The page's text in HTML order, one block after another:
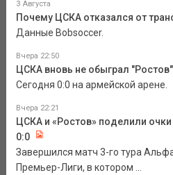
3 Августа
Почему ЦСКА отказался от
Данные Bobsoccer.
Вчера 22:50
ЦСКА вновь не обыграл "Ростов"
Сегодня 0:0 на армейской арене.
Вчера 22:21
ЦСКА и «Ростов» поделили
0:0
Завершился матч 3-го тура
Премьер-Лиги, в котором ...